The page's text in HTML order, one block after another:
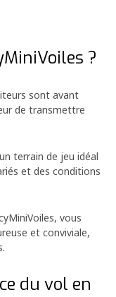
?
sont avant
de transmettre
terrain de jeu idéal
et des conditions
vous
et conviviale,
du vol en